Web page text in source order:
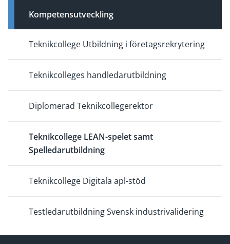
Kompetensutveckling
Teknikcollege Utbildning i företagsrekrytering
Teknikcolleges handledarutbildning
Diplomerad Teknikcollegerektor
Teknikcollege LEAN-spelet samt
Spelledarutbildning
Teknikcollege Digitala apl-stöd
Testledarutbildning Svensk industrivalidering